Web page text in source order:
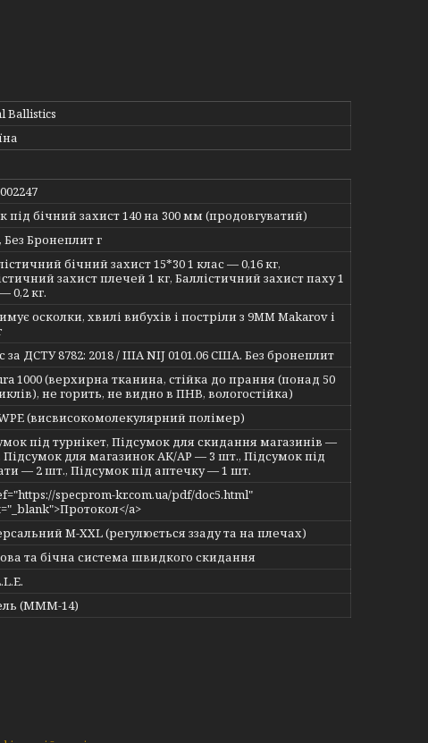
Ballistics
під бічний захист 140 на 300 мм (продовгуватий)
Без Бронеплит г
бічний захист 15*30 1 клас — 0,16 кг,
захист плечей 1 кг, Баллістичний захист паху 1
0,2 кг.
осколки, хвилі вибухів і постріли з 9MM Makarov і
за ДСТУ 8782: 2018 / IIIA NIJ 0101.06 США. Без бронеплит
1000 (верхирна тканина, стійка до прання (понад 50
не горить, не видно в ПНВ, вологостійка)
(висвисокомолекулярний полімер)
під турнікет, Підсумок для скидання магазинів —
Підсумок для магазинок АК/АР — 3 шт., Підсумок під
— 2 шт., Підсумок під аптечку — 1 шт.
specprom-kr.com.ua/pdf/doc5.html"
a>
M-XXL (регулюється ззаду та на плечах)
та бічна система швидкого скидання
(МММ-14)